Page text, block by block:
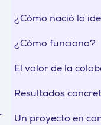
¿Cómo nació la
¿Cómo funciona?
El valor de la
Resultados
Un proyecto en